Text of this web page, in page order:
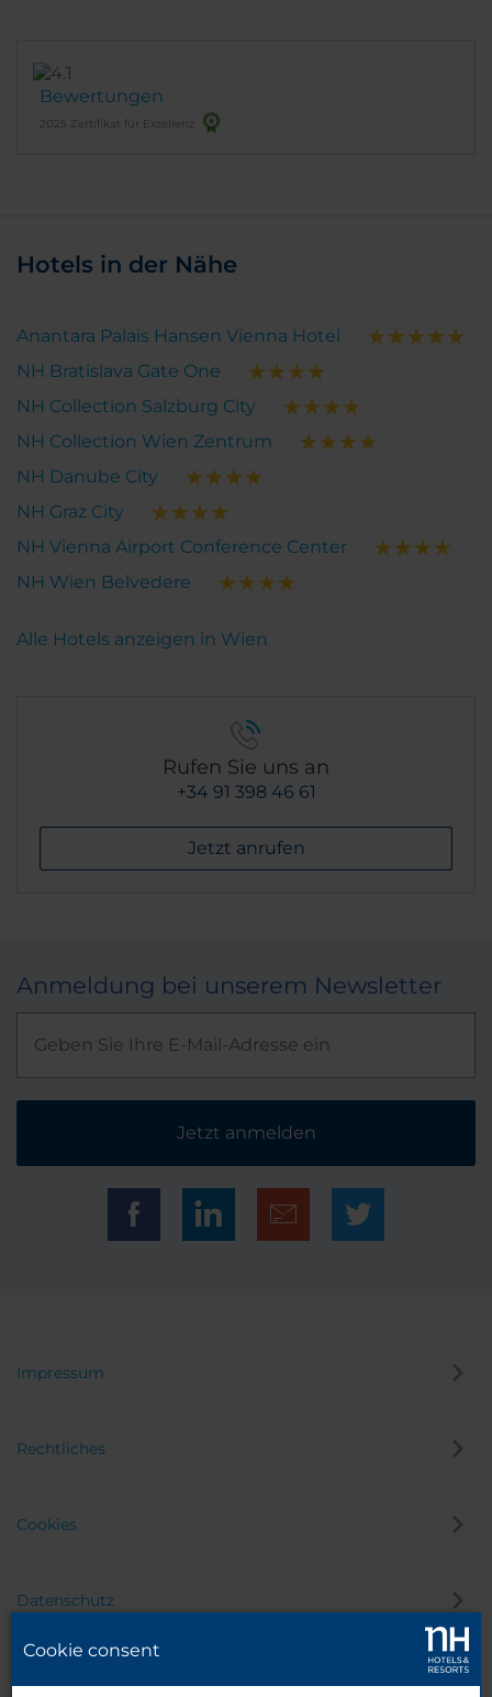
Bewertungen
2025 Zertifikat für Exzellenz
Hotels in der Nähe
Anantara Palais Hansen Vienna Hotel
NH Bratislava Gate One
NH Collection Salzburg City
NH Collection Wien Zentrum
NH Danube City
NH Graz City
NH Vienna Airport Conference Center
NH Wien Belvedere
Alle Hotels anzeigen in Wien
Rufen Sie uns an
+34 91 398 46 61
Jetzt anrufen
Anmeldung bei unserem Newsletter
Jetzt anmelden
Impressum
Rechtliches
Cookies
Datenschutz
Cookie consent